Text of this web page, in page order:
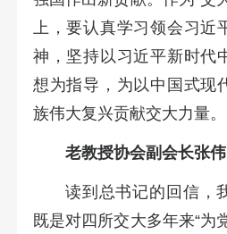
上，要认真学习领会习近
神，坚持以习近平新时代
想为指导，为以中国式现
族伟大复兴贡献交大力量。
老教授协会副会长张伟
读到总书记的回信，
既是对四所交大多年来“为